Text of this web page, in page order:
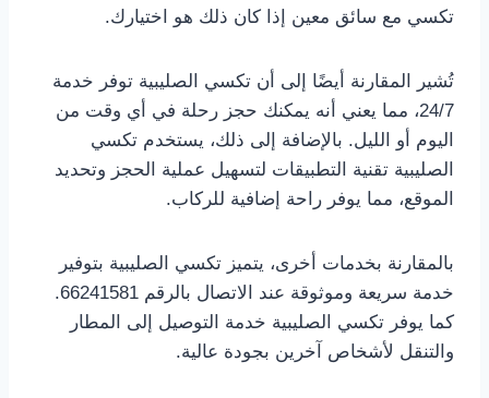
تكسي مع سائق معين إذا كان ذلك هو اختيارك.
تُشير المقارنة أيضًا إلى أن تكسي الصليبية توفر خدمة
24/7، مما يعني أنه يمكنك حجز رحلة في أي وقت من
اليوم أو الليل. بالإضافة إلى ذلك، يستخدم تكسي
الصليبية تقنية التطبيقات لتسهيل عملية الحجز وتحديد
الموقع، مما يوفر راحة إضافية للركاب.
بالمقارنة بخدمات أخرى، يتميز تكسي الصليبية بتوفير
خدمة سريعة وموثوقة عند الاتصال بالرقم 66241581.
كما يوفر تكسي الصليبية خدمة التوصيل إلى المطار
والتنقل لأشخاص آخرين بجودة عالية.